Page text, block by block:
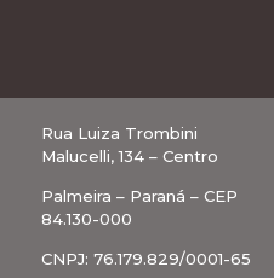
Rua Luiza Trombini
Malucelli, 134 – Centro
Palmeira – Paraná – CEP
84.130-000
CNPJ: 76.179.829/0001-65